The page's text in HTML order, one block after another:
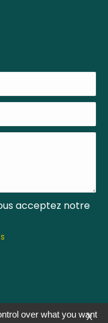
acceptez notre
X
over what you want